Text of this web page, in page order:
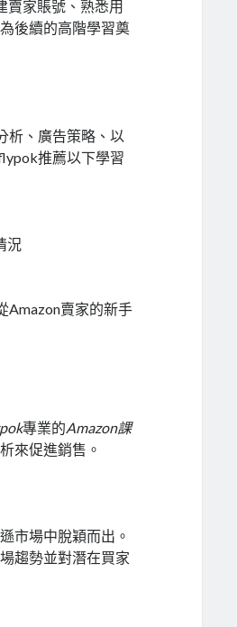
賣家賬號、熟悉用
後續的高階學習奠
析、廣告策略、以
推薦以下學習
況
Amazon賣家的新手
專業的Amazon課
來促進銷售。
市場中脫穎而出。
趨勢並對潛在買家